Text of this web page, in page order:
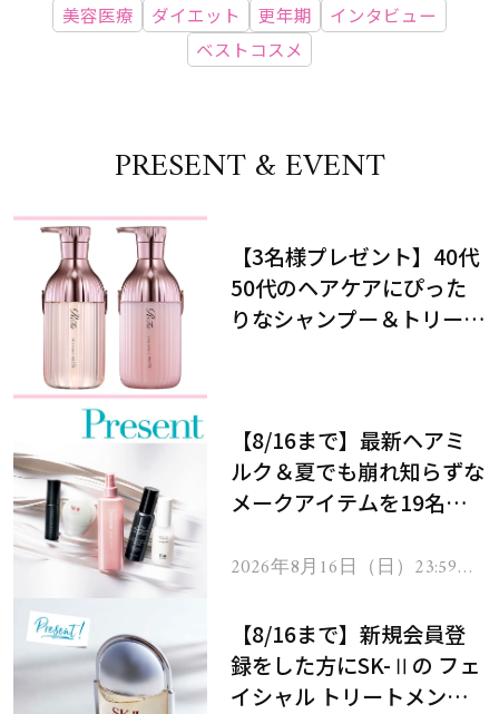
美容医療
ダイエット 更年期
インタビュー
ベストコスメ
PRESENT & EVENT
【3名様プレゼント】40代
50代のヘアケアにぴった
りなシャンプー＆トリート
【8/16まで】最新ヘアミ
ルク＆夏でも崩れ知らずな
メークアイテムを19名様
2026年8月16日（日）23:59ま
【8/16まで】新規会員登
録をした方にSK-Ⅱの フェ
イシャル トリートメント